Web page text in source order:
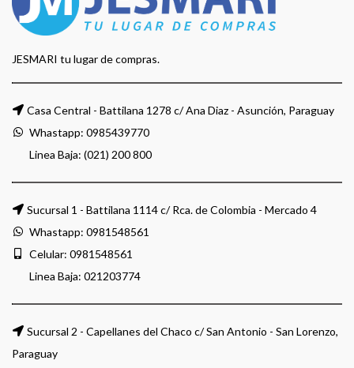
JESMARI tu lugar de compras.
Casa Central - Battilana 1278 c/ Ana Diaz - Asunción, Paraguay
Whastapp: 0985439770
Linea Baja: (021) 200 800
Sucursal 1 - Battilana 1114 c/ Rca. de Colombia - Mercado 4
Whastapp: 0981548561
Celular: 0981548561
Linea Baja: 021203774
Sucursal 2 - Capellanes del Chaco c/ San Antonio - San Lorenzo,
Paraguay